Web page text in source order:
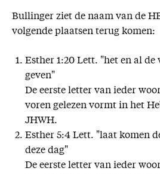
Bullinger ziet de naam van de
volgende plaatsen terug komen:
Esther 1:20 Lett. "het en al
geven"
De eerste letter van ieder
voren gelezen vormt in het
JHWH.
Esther 5:4 Lett. "laat komen
deze dag"
De eerste letter van ieder